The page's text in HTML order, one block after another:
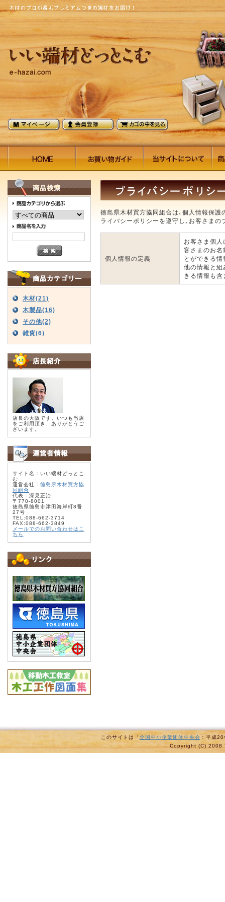
木材(21)
木製品(16)
その他(2)
雑貨(6)
店長の大阪です。いつも当店
をご利用頂き、ありがとうご
ざいます。
サイト名：いい端材どっとこ
む
運営会社： 徳島県木材買方協
同組合
代表：深見正治
〒770-8001
徳島県徳島市津田海岸町8番
27号
TEL:088-662-3714
FAX:088-662-3849
メールでのお問い合わせはこ
ちら
徳島県木材買方協同組合は､個人情報保
ライバシーポリシーを遵守し､お客さまの
個人情報の定義
お客さま個
客さまのお名
とができる
他の情報と組
きる情報も含
このサイトは「全国中小企業団体中央会 ：平成
Copyright (C) 2008